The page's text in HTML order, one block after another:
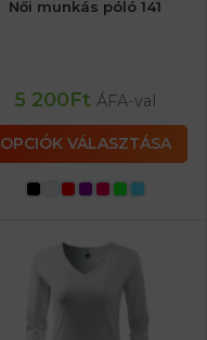
Női munkás póló 141
5 200Ft ÁFA-val
OPCIÓK VÁLASZTÁSA